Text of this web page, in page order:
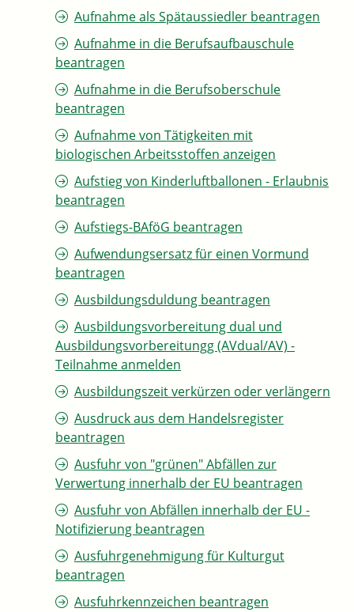
Aufnahme als Spätaussiedler beantragen
Aufnahme in die Berufsaufbauschule
beantragen
Aufnahme in die Berufsoberschule
beantragen
Aufnahme von Tätigkeiten mit
biologischen Arbeitsstoffen anzeigen
Aufstieg von Kinderluftballonen - Erlaubnis
beantragen
Aufstiegs-BAföG beantragen
Aufwendungsersatz für einen Vormund
beantragen
Ausbildungsduldung beantragen
Ausbildungsvorbereitung dual und
Ausbildungsvorbereitungg (AVdual/AV) -
Teilnahme anmelden
Ausbildungszeit verkürzen oder verlängern
Ausdruck aus dem Handelsregister
beantragen
Ausfuhr von "grünen" Abfällen zur
Verwertung innerhalb der EU beantragen
Ausfuhr von Abfällen innerhalb der EU -
Notifizierung beantragen
Ausfuhrgenehmigung für Kulturgut
beantragen
Ausfuhrkennzeichen beantragen